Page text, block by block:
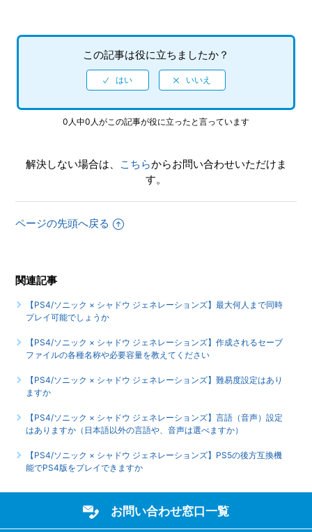
PS5ではトロフィーは共有ですか、それとも別々になります
【PS4/ソニック × シャドウ ジェネレーションズ】トロフィ
【PS4/ソニック × シャドウ ジェネレーションズ】インター
ト要素などはありますか
【PS4/ソニック × シャドウ ジェネレーションズ】最大何人
まで同時プレイ可能でしょうか
もっと見る
この記事は役に立ちましたか？
0人中0人がこの記事が役に立ったと言っています
解決しない場合は、 こちらからお問い合わせいただけま
す。
ページの先頭へ戻る
関連記事
【PS4/ソニック × シャドウ ジェネレーションズ】最大何人まで同時
プレイ可能でしょうか
【PS4/ソニック × シャドウ ジェネレーションズ】作成されるセーブ
ファイルの各種名称や必要容量を教えてください
【PS4/ソニック × シャドウ ジェネレーションズ】難易度設定はあり
ますか
【PS4/ソニック × シャドウ ジェネレーションズ】言語（音声）設定
はありますか（日本語以外の言語や、音声は選べますか）
【PS4/ソニック × シャドウ ジェネレーションズ】PS5の後方互換機
能でPS4版をプレイできますか
お問い合わせ窓口一覧